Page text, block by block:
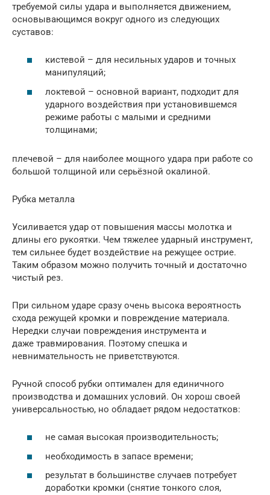
требуемой силы удара и выполняется движением,
основывающимся вокруг одного из следующих
суставов:
кистевой – для несильных ударов и точных
манипуляций;
локтевой – основной вариант, подходит для
ударного воздействия при установившемся
режиме работы с малыми и средними
толщинами;
плечевой – для наиболее мощного удара при работе со
большой толщиной или серьёзной окалиной.
Рубка металла
Усиливается удар от повышения массы молотка и
длины его рукоятки. Чем тяжелее ударный инструмент,
тем сильнее будет воздействие на режущее острие.
Таким образом можно получить точный и достаточно
чистый рез.
При сильном ударе сразу очень высока вероятность
схода режущей кромки и повреждение материала.
Нередки случаи повреждения инструмента и
даже травмирования. Поэтому спешка и
невнимательность не приветствуются.
Ручной способ рубки оптимален для единичного
производства и домашних условий. Он хорош своей
универсальностью, но обладает рядом недостатков:
не самая высокая производительность;
необходимость в запасе времени;
результат в большинстве случаев потребует
доработки кромки (снятие тонкого слоя,